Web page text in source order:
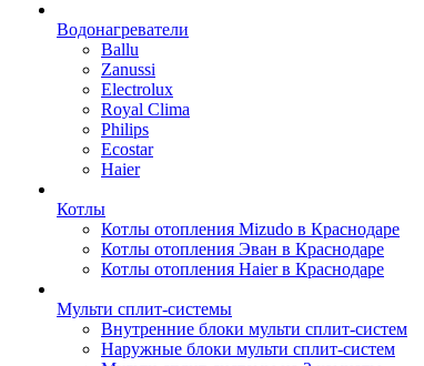
Водонагреватели
Ballu
Zanussi
Electrolux
Royal Clima
Philips
Ecostar
Haier
Котлы
Котлы отопления Mizudo в Краснодаре
Котлы отопления Эван в Краснодаре
Котлы отопления Haier в Краснодаре
Мульти сплит-системы
Внутренние блоки мульти сплит-систем
Наружные блоки мульти сплит-систем